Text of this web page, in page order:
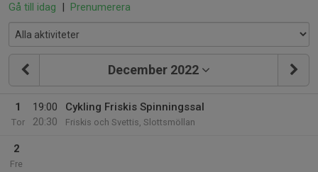
Gå till idag | Prenumerera
December 2022
1
Tor
19:00
20:30
Cykling Friskis Spinningssal
Friskis och Svettis, Slottsmöllan
2
Fre